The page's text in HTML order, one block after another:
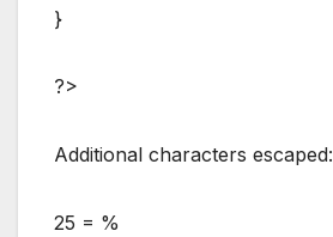
}
?>
Additional characters escaped:
25 = %